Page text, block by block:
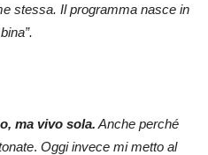
stessa. Il programma nasce in
ma vivo sola. Anche perché
. Oggi invece mi metto al